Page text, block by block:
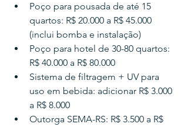
Poço para pousada de até 15
quartos: R$ 20.000 a R$ 45.000
(inclui bomba e instalação)
Poço para hotel de 30-80 quartos:
R$ 40.000 a R$ 80.000
Sistema de filtragem + UV para
uso em bebida: adicionar R$ 3.000
a R$ 8.000
Outorga SEMA-RS: R$ 3.500 a R$